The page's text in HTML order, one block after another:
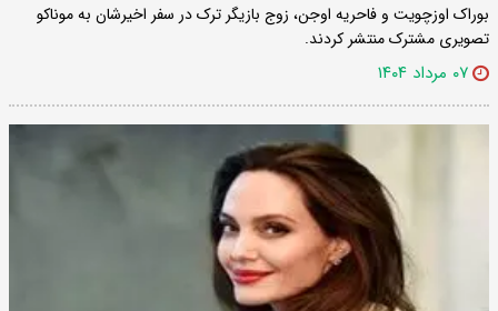
بوراک اوزچویت و فاحریه اوجن، زوج بازیگر ترک در سفر اخیرشان به موناکو
تصویری مشترک منتشر کردند.
۰۷ مرداد ۱۴۰۴